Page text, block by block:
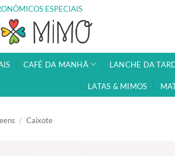
ESPECIAIS
CAFÉ DA MANHÃ LANCHE DA
LATAS & MIMOS
/ Caixote